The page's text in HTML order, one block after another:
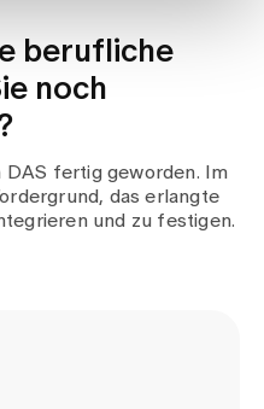
berufliche
noch
DAS fertig geworden. Im
das erlangte
und zu festigen.